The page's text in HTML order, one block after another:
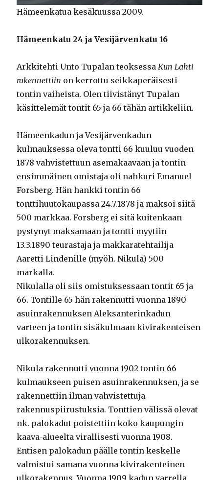
Hämeenkatua kesäkuussa 2009.
Hämeenkatu 24 ja Vesijärvenkatu 16
Arkkitehti Unto Tupalan teoksessa Kun Lahti
rakennettiin on kerrottu seikkaperäisesti
tontin vaiheista. Olen tiivistänyt Tupalan
käsittelemät tontit 65 ja 66 tähän artikkeliin.
Hämeenkadun ja Vesijärvenkadun
kulmauksessa oleva tontti 66 kuuluu vuoden
1878 vahvistettuun asemakaavaan ja tontin
ensimmäinen omistaja oli nahkuri Emanuel
Forsberg. Hän hankki tontin 66
tonttihuutokaupassa 24.7.1878 ja maksoi siitä
500 markkaa. Forsberg ei sitä kuitenkaan
pystynyt maksamaan ja tontti myytiin
13.3.1890 teurastaja ja makkaratehtailija
Aaretti Lindenille (myöh. Nikula) 500
markalla.
Nikulalla oli siis omistuksessaan tontit 65 ja
66. Tontille 65 hän rakennutti vuonna 1890
asuinrakennuksen Aleksanterinkadun
varteen ja tontin sisäkulmaan kivirakenteisen
ulkorakennuksen.
Nikula rakennutti vuonna 1902 tontin 66
kulmaukseen puisen asuinrakennuksen, ja se
rakennettiin ilman vahvistettuja
rakennuspiirustuksia. Tonttien välissä olevat
nk. palokadut poistettiin koko kaupungin
kaava-alueelta virallisesti vuonna 1908.
Entisen palokadun päälle tontin keskelle
valmistui samana vuonna kivirakenteinen
ulkorakennus. Vuonna 1909 kadun varrella